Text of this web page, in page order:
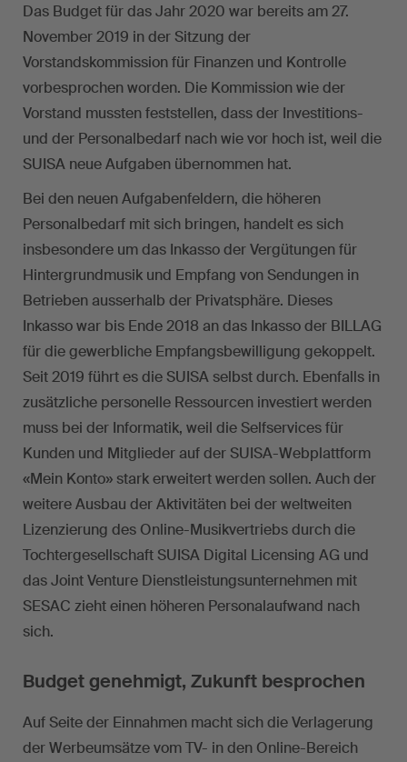
Das Budget für das Jahr 2020 war bereits am 27.
November 2019 in der Sitzung der
Vorstandskommission für Finanzen und Kontrolle
vorbesprochen worden. Die Kommission wie der
Vorstand mussten feststellen, dass der Investitions-
und der Personalbedarf nach wie vor hoch ist, weil die
SUISA neue Aufgaben übernommen hat.
Bei den neuen Aufgabenfeldern, die höheren
Personalbedarf mit sich bringen, handelt es sich
insbesondere um das Inkasso der Vergütungen für
Hintergrundmusik und Empfang von Sendungen in
Betrieben ausserhalb der Privatsphäre. Dieses
Inkasso war bis Ende 2018 an das Inkasso der BILLAG
für die gewerbliche Empfangsbewilligung gekoppelt.
Seit 2019 führt es die SUISA selbst durch. Ebenfalls in
zusätzliche personelle Ressourcen investiert werden
muss bei der Informatik, weil die Selfservices für
Kunden und Mitglieder auf der SUISA-Webplattform
«Mein Konto» stark erweitert werden sollen. Auch der
weitere Ausbau der Aktivitäten bei der weltweiten
Lizenzierung des Online-Musikvertriebs durch die
Tochtergesellschaft SUISA Digital Licensing AG und
das Joint Venture Dienstleistungsunternehmen mit
SESAC zieht einen höheren Personalaufwand nach
sich.
Budget genehmigt, Zukunft besprochen
Auf Seite der Einnahmen macht sich die Verlagerung
der Werbeumsätze vom TV- in den Online-Bereich